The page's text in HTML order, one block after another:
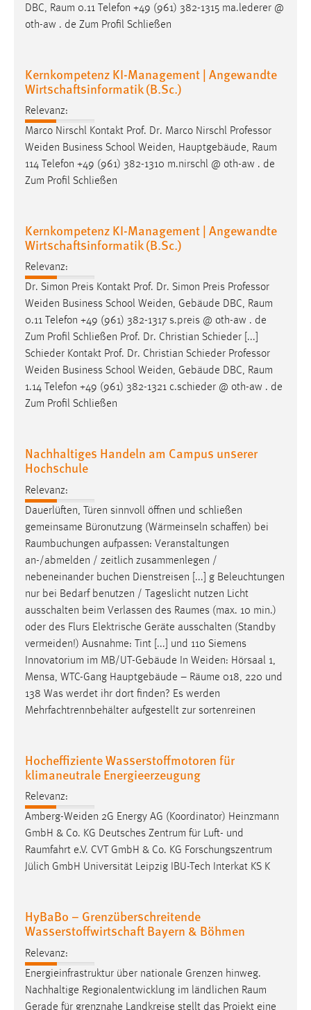
DBC, Raum 0.11 Telefon +49 (961) 382-1315 ma.lederer @
oth-aw . de Zum Profil Schließen
Kernkompetenz KI-Management | Angewandte
Wirtschaftsinformatik (B.Sc.)
Relevanz:
Marco Nirschl Kontakt Prof. Dr. Marco Nirschl Professor
Weiden Business School Weiden, Hauptgebäude, Raum
114 Telefon +49 (961) 382-1310 m.nirschl @ oth-aw . de
Zum Profil Schließen
Kernkompetenz KI-Management | Angewandte
Wirtschaftsinformatik (B.Sc.)
Relevanz:
Dr. Simon Preis Kontakt Prof. Dr. Simon Preis Professor
Weiden Business School Weiden, Gebäude DBC, Raum
0.11 Telefon +49 (961) 382-1317 s.preis @ oth-aw . de
Zum Profil Schließen Prof. Dr. Christian Schieder [...]
Schieder Kontakt Prof. Dr. Christian Schieder Professor
Weiden Business School Weiden, Gebäude DBC, Raum
1.14 Telefon +49 (961) 382-1321 c.schieder @ oth-aw . de
Zum Profil Schließen
Nachhaltiges Handeln am Campus unserer
Hochschule
Relevanz:
Dauerlüften, Türen sinnvoll öffnen und schließen
gemeinsame Büronutzung (Wärmeinseln schaffen) bei
Raumbuchungen aufpassen: Veranstaltungen
an-/abmelden / zeitlich zusammenlegen /
nebeneinander buchen Dienstreisen [...] g Beleuchtungen
nur bei Bedarf benutzen / Tageslicht nutzen Licht
ausschalten beim Verlassen des Raumes (max. 10 min.)
oder des Flurs Elektrische Geräte ausschalten (Standby
vermeiden!) Ausnahme: Tint [...] und 110 Siemens
Innovatorium im MB/UT-Gebäude In Weiden: Hörsaal 1,
Mensa, WTC-Gang Hauptgebäude – Räume 018, 220 und
138 Was werdet ihr dort finden? Es werden
Mehrfachtrennbehälter aufgestellt zur sortenreinen
Hocheffiziente Wasserstoffmotoren für
klimaneutrale Energieerzeugung
Relevanz:
Amberg-Weiden 2G Energy AG (Koordinator) Heinzmann
GmbH & Co. KG Deutsches Zentrum für Luft- und
Raumfahrt e.V. CVT GmbH & Co. KG Forschungszentrum
Jülich GmbH Universität Leipzig IBU-Tech Interkat KS K
HyBaBo – Grenzüberschreitende
Wasserstoffwirtschaft Bayern & Böhmen
Relevanz:
Energieinfrastruktur über nationale Grenzen hinweg.
Nachhaltige Regionalentwicklung im ländlichen Raum
Gerade für grenznahe Landkreise stellt das Projekt eine